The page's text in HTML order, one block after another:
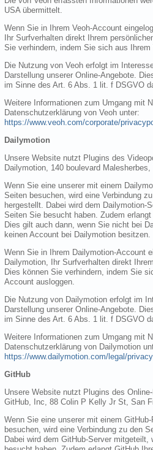
USA übermittelt.
Wenn Sie in Ihrem Veoh-Account
Ihr Surfverhalten direkt Ihrem
Sie verhindern, indem Sie sich aus Ihrem
Die Nutzung von Veoh erfolgt im
Darstellung unserer Online-Angebote.
im Sinne des Art. 6 Abs. 1 lit. f DSGVO
Weitere Informationen zum Umgang mit
Datenschutzerklärung von Veoh unter:
https://www.veoh.com/corporate/
Dailymotion
Unsere Website nutzt Plugins des
Dailymotion, 140 boulevard
Wenn Sie eine unserer mit einem
Seiten besuchen, wird eine Verbindung
hergestellt. Dabei wird dem Dailymotion-
Seiten Sie besucht haben. Zudem
Dies gilt auch dann, wenn Sie nicht bei
keinen Account bei Dailymotion besitzen.
Wenn Sie in Ihrem Dailymotion-Account
Dailymotion, Ihr Surfverhalten direkt
Dies können Sie verhindern, indem Sie
Account ausloggen.
Die Nutzung von Dailymotion erfolgt im
Darstellung unserer Online-Angebote.
im Sinne des Art. 6 Abs. 1 lit. f DSGVO
Weitere Informationen zum Umgang mit
Datenschutzerklärung von Dailymotion
https://www.dailymotion.com/legal/privacy.
GitHub
Unsere Website nutzt Plugins des
GitHub, Inc, 88 Colin P Kelly Jr St, San
Wenn Sie eine unserer mit einem
besuchen, wird eine Verbindung zu den
Dabei wird dem GitHub-Server mitgeteilt,